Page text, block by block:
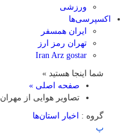
ورزشی
اکسپرسی‌ها
ایران همسفر
تهران رمز ارز
Iran Arz gostar
شما اینجا هستید »
صفحه اصلی »
تصاویر هوایی از مهران
گروه :
اخبار استان‌ها
پ